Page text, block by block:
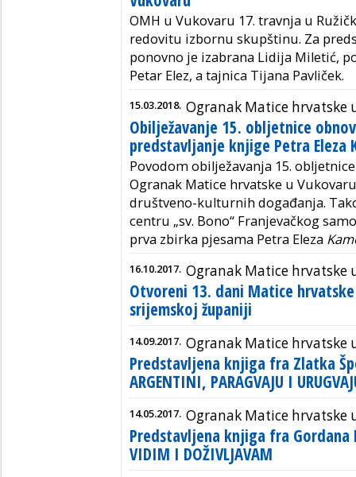
OMH u Vukovaru 17. travnja u
redovitu izbornu skupštinu. Za
ponovno je izabrana Lidija Miletić,
Petar Elez, a tajnica Tijana Pavliček.
15.03.2018. Ogranak Matice hrvatske
Obilježavanje 15. obljetnice
predstavljanje knjige Petra Eleza
Povodom obilježavanja 15.
Ogranak Matice hrvatske u
društveno-kulturnih događanja.
centru „sv. Bono“ Franjevačkog
prva zbirka pjesama Petra Eleza
16.10.2017. Ogranak Matice hrvatske
Otvoreni 13. dani Matice
srijemskoj županiji
14.09.2017. Ogranak Matice hrvatske
Predstavljena knjiga fra Zlatka
ARGENTINI, PARAGVAJU I
14.05.2017. Ogranak Matice hrvatske
Predstavljena knjiga fra Gordana
VIDIM I DOŽIVLJAVAM